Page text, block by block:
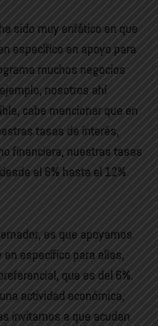
sido muy enfático en que
específico en apoyo para
muchos negocios
nosotros ahí
cabe mencionar que en
tasas de interés,
financiera, nuestras tasas
el 6% hasta el 12%
es que apoyamos
en específico para ellas,
que es del 6%.
actividad económica,
invitamos a que acudan